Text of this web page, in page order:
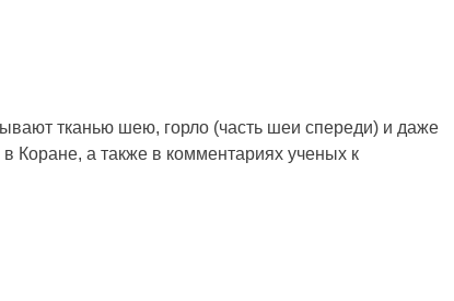
тканью шею, горло (часть шеи спереди) и даже
Коране, а также в комментариях ученых к